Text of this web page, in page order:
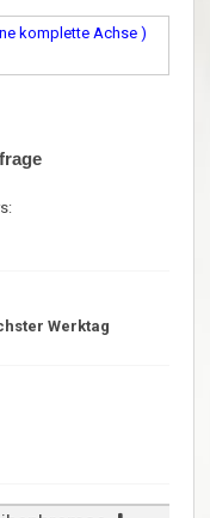
komplette Achse )
Werktag